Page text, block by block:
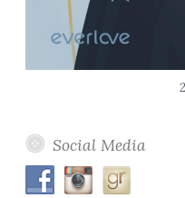
Social Media